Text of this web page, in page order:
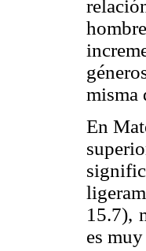
misma
En
15.7),
es